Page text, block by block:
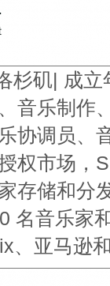
杉矶| 成
音乐制作
协调员、
权市场，
存储和分
名音乐家
、亚马逊